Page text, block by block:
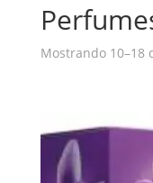
Mostrando 10–18